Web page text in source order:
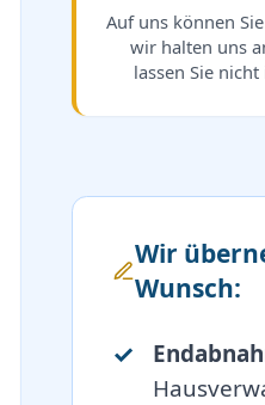
Auf uns können
wir halten uns
lassen Sie
Wir
Wunsch: